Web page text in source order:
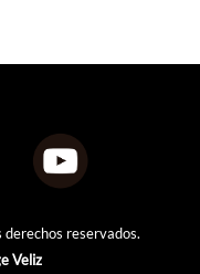
reservados.
Veliz